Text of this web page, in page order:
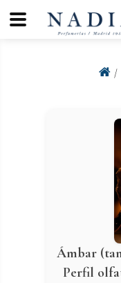
Ámbar
Perfil